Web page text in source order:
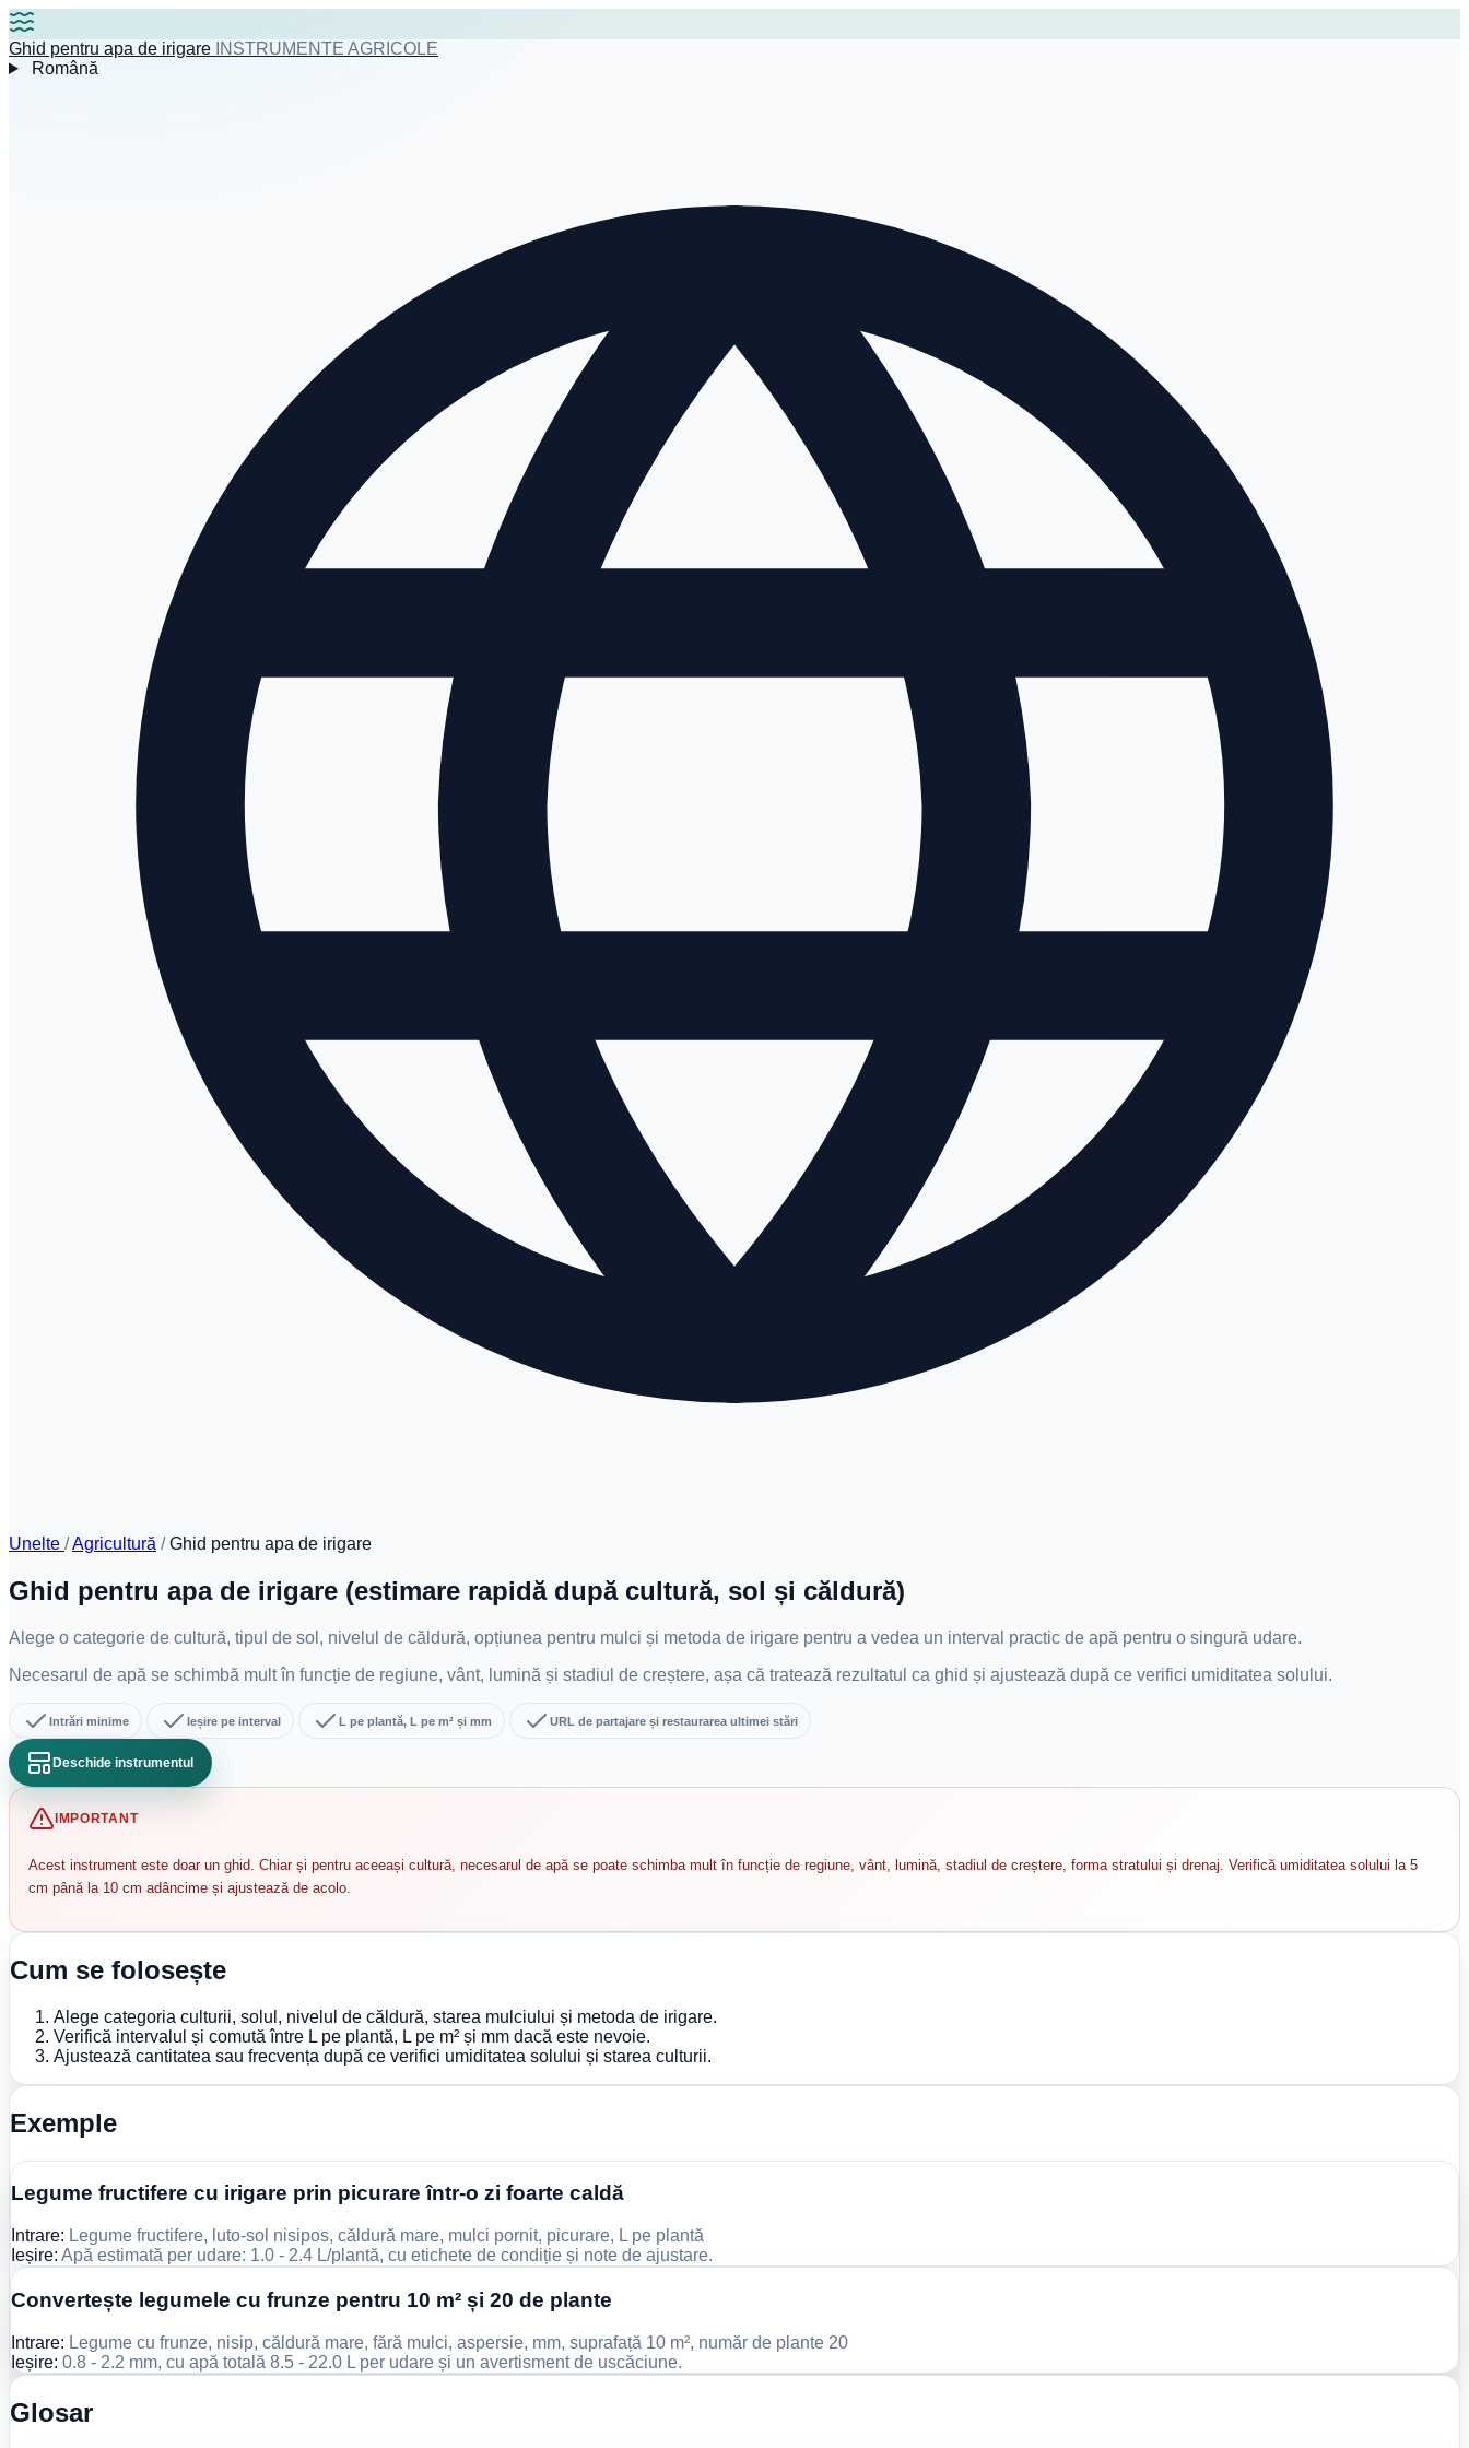
Ghid pentru apa de irigare INSTRUMENTE AGRICOLE
Română
Unelte /Agricultură / Ghid pentru apa de irigare
Ghid pentru apa de irigare (estimare rapidă după cultură, sol și căldură)
Alege o categorie de cultură, tipul de sol, nivelul de căldură, opțiunea pentru mulci și metoda de irigare pentru a vedea un interval practic de apă pentru o singură udare.
Necesarul de apă se schimbă mult în funcție de regiune, vânt, lumină și stadiul de creștere, așa că tratează rezultatul ca ghid și ajustează după ce verifici umiditatea solului.
Intrări minime Ieșire pe interval L pe plantă, L pe m² și mm URL de partajare și restaurarea ultimei stări
Deschide instrumentul
IMPORTANT
Acest instrument este doar un ghid. Chiar și pentru aceeași cultură, necesarul de apă se poate schimba mult în funcție de regiune, vânt, lumină, stadiul de creștere, forma stratului și drenaj. Verifică umiditatea solului la 5
cm până la 10 cm adâncime și ajustează de acolo.
Cum se folosește
Alege categoria culturii, solul, nivelul de căldură, starea mulciului și metoda de irigare.
Verifică intervalul și comută între L pe plantă, L pe m² și mm dacă este nevoie.
Ajustează cantitatea sau frecvența după ce verifici umiditatea solului și starea culturii.
Exemple
Legume fructifere cu irigare prin picurare într-o zi foarte caldă
Intrare: Legume fructifere, luto-sol nisipos, căldură mare, mulci pornit, picurare, L pe plantă
Ieșire: Apă estimată per udare: 1.0 - 2.4 L/plantă, cu etichete de condiție și note de ajustare.
Convertește legumele cu frunze pentru 10 m² și 20 de plante
Intrare: Legume cu frunze, nisip, căldură mare, fără mulci, aspersie, mm, suprafață 10 m², număr de plante 20
Ieșire: 0.8 - 2.2 mm, cu apă totală 8.5 - 22.0 L per udare și un avertisment de uscăciune.
Glosar